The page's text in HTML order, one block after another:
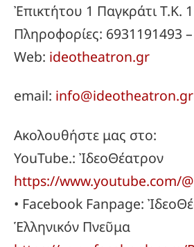
Ἐπικτήτου 1 Παγκράτι Τ.Κ.
Πληροφορίες: 6931191493
Web: ideotheatron.gr
email: info@ideotheatron.gr
Ακολουθήστε μας στο:
YouTube.: ἸδεοΘέατρον
https://www.youtube.com/
• Facebook Fanpage:
Ἑλληνικόν Πνεῦμα